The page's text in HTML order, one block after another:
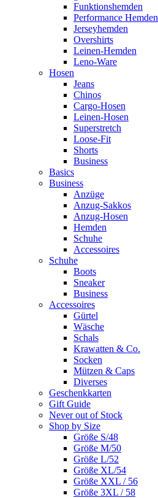
Funktionshemden
Performance Hemden
Jerseyhemden
Overshirts
Leinen-Hemden
Leno-Ware
Hosen
Jeans
Chinos
Cargo-Hosen
Leinen-Hosen
Superstretch
Loose-Fit
Shorts
Business
Basics
Business
Anzüge
Anzug-Sakkos
Anzug-Hosen
Hemden
Schuhe
Accessoires
Schuhe
Boots
Sneaker
Business
Accessoires
Gürtel
Wäsche
Schals
Krawatten & Co.
Socken
Mützen & Caps
Diverses
Geschenkkarten
Gift Guide
Never out of Stock
Shop by Size
Größe S/48
Größe M/50
Größe L/52
Größe XL/54
Größe XXL / 56
Größe 3XL / 58